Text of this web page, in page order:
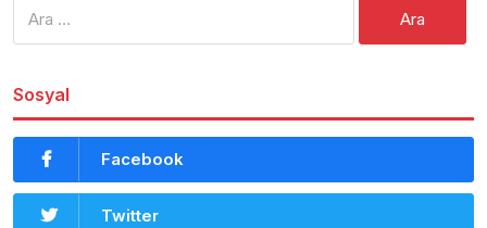
Sosyal
Facebook
Twitter